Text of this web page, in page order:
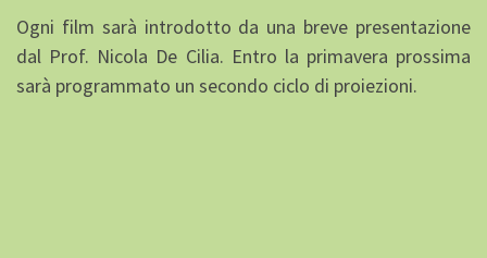
Ogni film sarà introdotto da una breve presentazione
dal Prof. Nicola De Cilia. Entro la primavera prossima
sarà programmato un secondo ciclo di proiezioni.